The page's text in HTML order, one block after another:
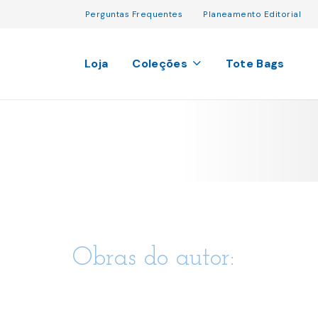
Perguntas Frequentes Planeamento Editorial
Loja Coleções Tote Bags
Obras do autor: